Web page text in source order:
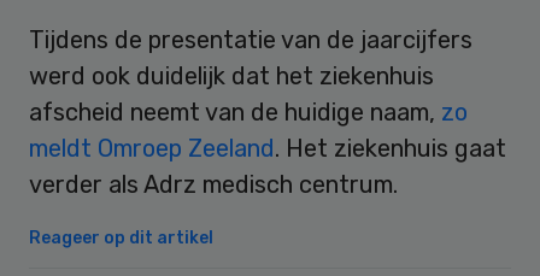
Tijdens de presentatie van de jaarcijfers
werd ook duidelijk dat het ziekenhuis
afscheid neemt van de huidige naam, zo
meldt Omroep Zeeland. Het ziekenhuis gaat
verder als Adrz medisch centrum.
Reageer op dit artikel